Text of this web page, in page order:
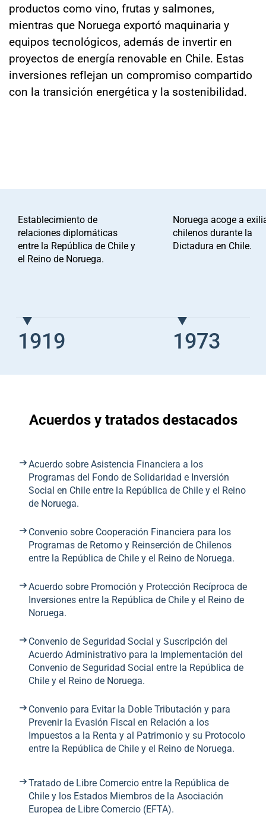
productos como vino, frutas y salmones,
mientras que Noruega exportó maquinaria y
equipos tecnológicos, además de invertir en
proyectos de energía renovable en Chile. Estas
inversiones reflejan un compromiso compartido
con la transición energética y la sostenibilidad.
Establecimiento de
relaciones diplomáticas
entre la República de Chile y
el Reino de Noruega.
1919
Noruega acoge a
chilenos durante la
Dictadura en Chile.
1973
Acuerdos y tratados destacados
Acuerdo sobre Asistencia Financiera a los
Programas del Fondo de Solidaridad e Inversión
Social en Chile entre la República de Chile y el Reino
de Noruega.
Convenio sobre Cooperación Financiera para los
Programas de Retorno y Reinserción de Chilenos
entre la República de Chile y el Reino de Noruega.
Acuerdo sobre Promoción y Protección Recíproca de
Inversiones entre la República de Chile y el Reino de
Noruega.
Convenio de Seguridad Social y Suscripción del
Acuerdo Administrativo para la Implementación del
Convenio de Seguridad Social entre la República de
Chile y el Reino de Noruega.
Convenio para Evitar la Doble Tributación y para
Prevenir la Evasión Fiscal en Relación a los
Impuestos a la Renta y al Patrimonio y su Protocolo
entre la República de Chile y el Reino de Noruega.
Tratado de Libre Comercio entre la República de
Chile y los Estados Miembros de la Asociación
Europea de Libre Comercio (EFTA).